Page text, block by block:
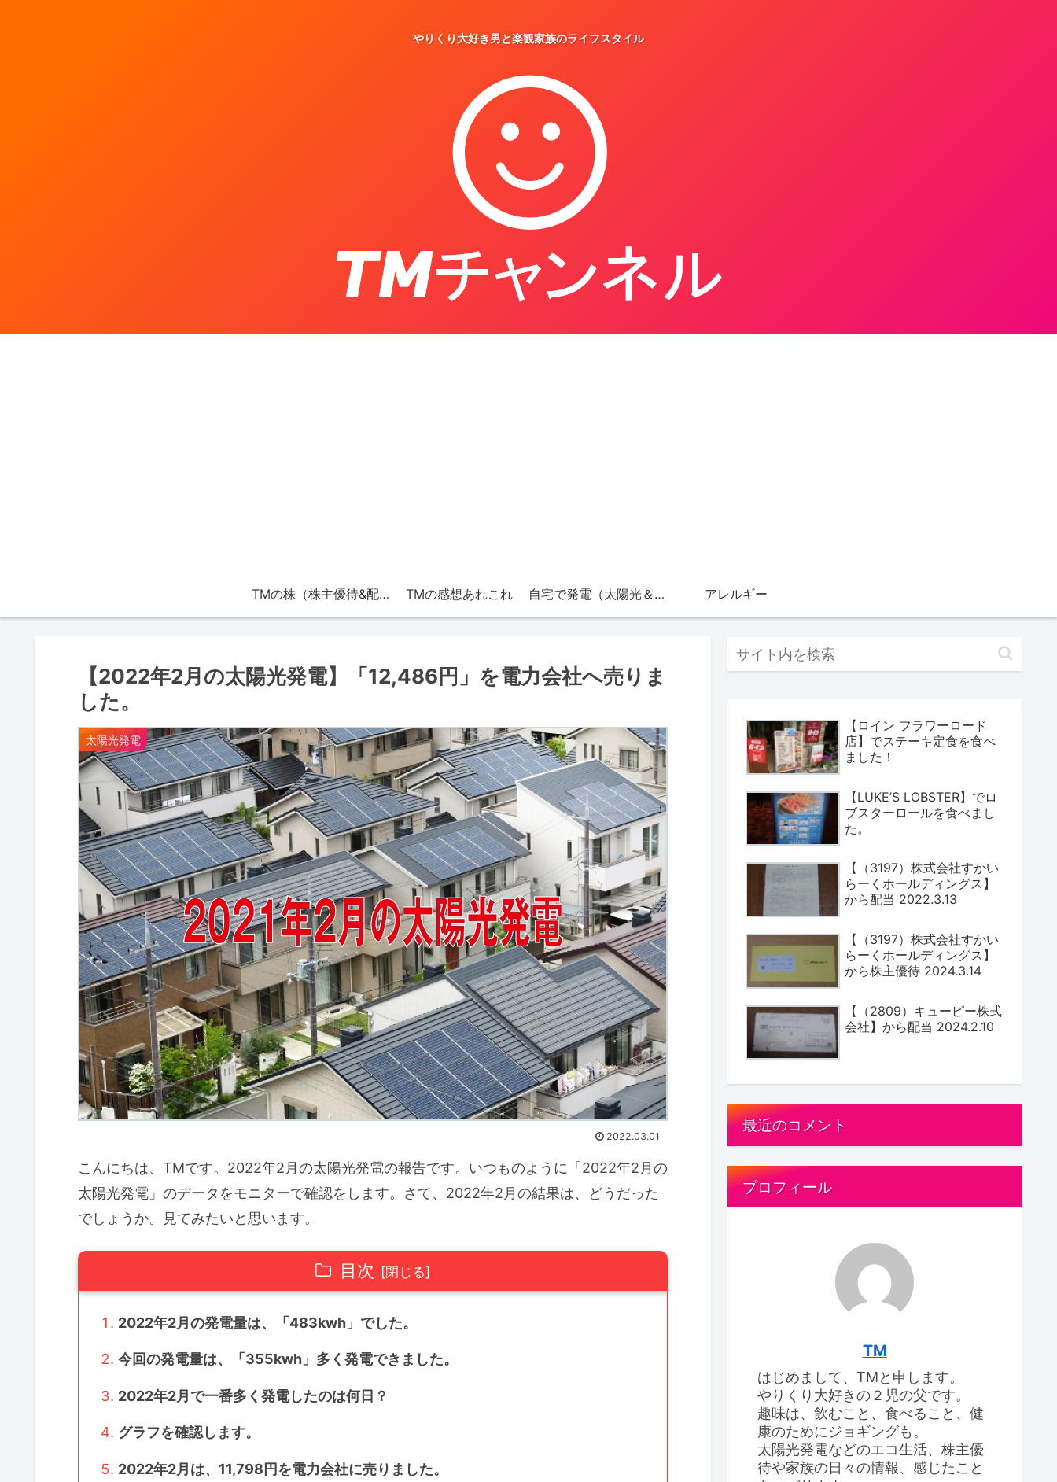
やりくり大好き男と楽観家族のライフスタイル
TMの株（株主優待&配当） TMの感想あれこれ 自宅で発電（太陽光＆エネファーム） アレルギー
【2022年2月の太陽光発電】「12,486円」を電力会社へ売りま
した。
太陽光発電
2022.03.01
こんにちは、TMです。2022年2月の太陽光発電の報告です。いつものように「2022年2月の
太陽光発電」のデータをモニターで確認をします。さて、2022年2月の結果は、どうだった
でしょうか。見てみたいと思います。
目次
2022年2月の発電量は、「483kwh」でした。
今回の発電量は、「355kwh」多く発電できました。
2022年2月で一番多く発電したのは何日？
グラフを確認します。
2022年2月は、11,798円を電力会社に売りました。
【ロイン フラワーロード
店】でステーキ定食を食べ
ました！
【LUKE’S LOBSTER】でロ
ブスターロールを食べまし
た。
【（3197）株式会社すかい
らーくホールディングス】
から配当 2022.3.13
【（3197）株式会社すかい
らーくホールディングス】
から株主優待 2024.3.14
【（2809）キューピー株式
会社】から配当 2024.2.10
最近のコメント
プロフィール
TM
はじめまして、TMと申します。
やりくり大好きの２児の父です。
趣味は、飲むこと、食べること、健
康のためにジョギングも。
太陽光発電などのエコ生活、株主優
待や家族の日々の情報、感じたこと